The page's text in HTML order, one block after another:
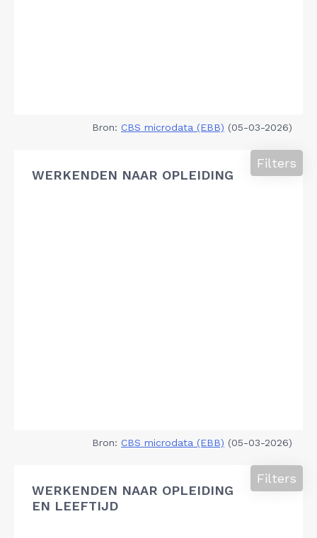
Bron: CBS microdata (EBB) (05-03-2026)
WERKENDEN NAAR OPLEIDING
Filters
Bron: CBS microdata (EBB) (05-03-2026)
WERKENDEN NAAR OPLEIDING
EN LEEFTIJD
Filters